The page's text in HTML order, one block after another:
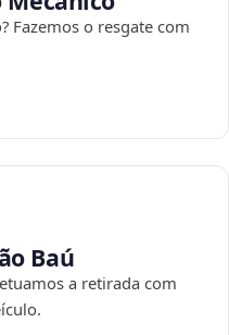
Fazemos o resgate com
Baú
a retirada com